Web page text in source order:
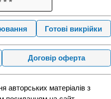
Готові викрійки
Договір оферта
авторських матеріалів з